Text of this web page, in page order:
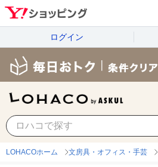
ログイン
LOHACOホーム 文房具・オフィス・手芸